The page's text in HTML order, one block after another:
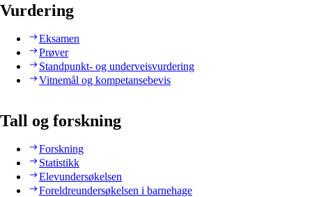
Vurdering
Eksamen
Prøver
Standpunkt- og underveisvurdering
Vitnemål og kompetansebevis
Tall og forskning
Forskning
Statistikk
Elevundersøkelsen
Foreldreundersøkelsen i barnehage